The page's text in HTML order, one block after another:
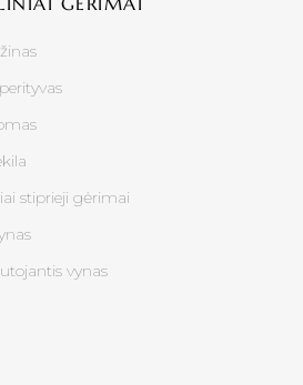
stiprieji gėrimai
vynas